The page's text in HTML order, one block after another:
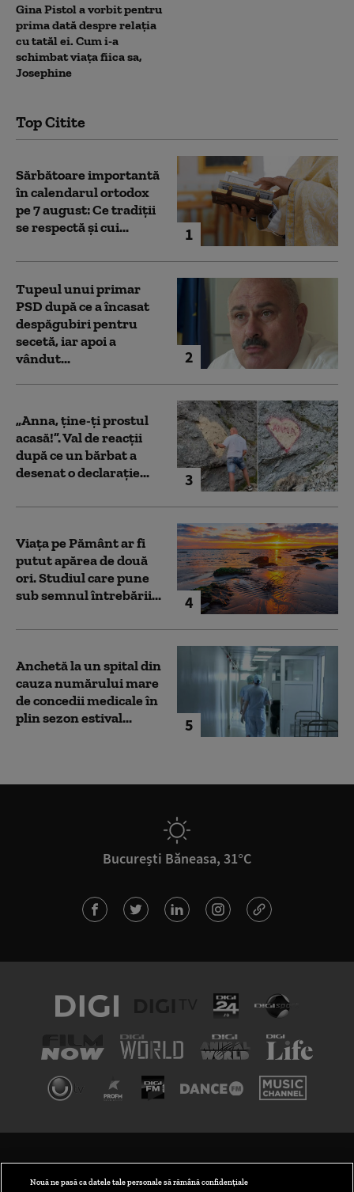
Gina Pistol a vorbit pentru
prima dată despre relația
cu tatăl ei. Cum i-a
schimbat viața fiica sa,
Josephine
Top Citite
1
Sărbătoare importantă
în calendarul ortodox
pe 7 august: Ce tradiții
se respectă și cui...
2
Tupeul unui primar
PSD după ce a încasat
despăgubiri pentru
secetă, iar apoi a
vândut...
3
„Anna, ţine-ţi prostul
acasă!”. Val de reacții
după ce un bărbat a
desenat o declarație...
4
Viața pe Pământ ar fi
putut apărea de două
ori. Studiul care pune
sub semnul întrebării...
5
Anchetă la un spital din
cauza numărului mare
de concedii medicale în
plin sezon estival...
București Băneasa, 31°C
Nouă ne pasă ca datele tale personale să rămână confidențiale